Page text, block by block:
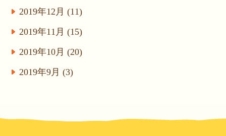
2019年12月 (11)
2019年11月 (15)
2019年10月 (20)
2019年9月 (3)